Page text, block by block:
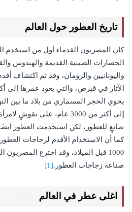
تاريخ العطور حول العالم
كان المصريون القدماء أول من استخدم
الحضارات الصينية القديمة والهندوس
واليونانيين والرومان، وقد تم اكتشاف
يحوي الحجر المسماري من بلاد ما بين
صانعٍ للعطور، لكن استخدمت العطور
كما أن الاستخدام الأقدم لزجاجات
1000 قبل الميلاد، وقد اخترع
صناعة زجاجات العطور.[1]
اغلى عطر في العالم